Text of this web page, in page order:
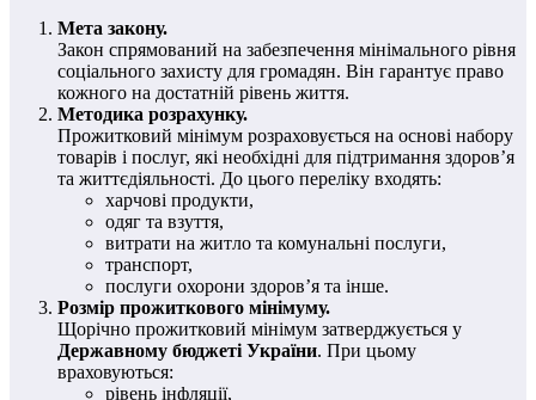
Мета закону.
Закон спрямований на забезпечення мінімального рівня
соціального захисту для громадян. Він гарантує право
кожного на достатній рівень життя.
Методика розрахунку.
Прожитковий мінімум розраховується на основі набору
товарів і послуг, які необхідні для підтримання здоров’я
та життєдіяльності. До цього переліку входять:
харчові продукти,
одяг та взуття,
витрати на житло та комунальні послуги,
транспорт,
послуги охорони здоров’я та інше.
Розмір прожиткового мінімуму.
Щорічно прожитковий мінімум затверджується у
Державному бюджеті України. При цьому
враховуються:
рівень інфляції,